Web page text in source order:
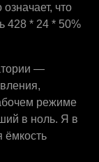
что
428 * 24 * 50%
—
режиме
в ноль. Я в
ёмкость